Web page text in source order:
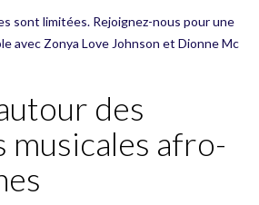
sont limitées. Rejoignez-nous pour une
avec Zonya Love Johnson et Dionne Mc
des
musicales afro-